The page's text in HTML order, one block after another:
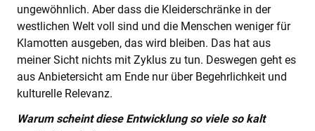
ungewöhnlich. Aber dass die Kleiderschränke in der
westlichen Welt voll sind und die Menschen weniger für
Klamotten ausgeben, das wird bleiben. Das hat aus
meiner Sicht nichts mit Zyklus zu tun. Deswegen geht es
aus Anbietersicht am Ende nur über Begehrlichkeit und
kulturelle Relevanz.
Warum scheint diese Entwicklung so viele so kalt